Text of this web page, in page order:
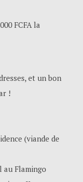
FCFA la
et un bon
!
(viande de
au Flamingo